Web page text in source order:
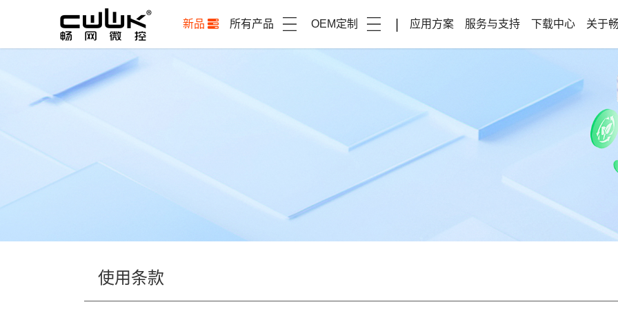
新品 所有产品 OEM定制 应用方案 服务与支持 下载中心 关于
使用条款